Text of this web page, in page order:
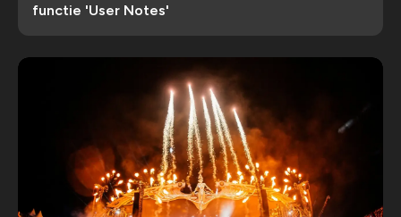
functie 'User Notes'